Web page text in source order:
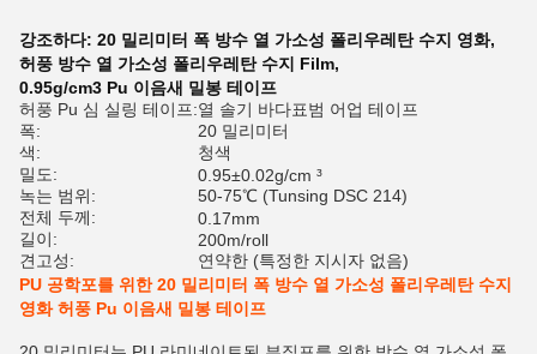
강조하다: 20 밀리미터 폭 방수 열 가소성 폴리우레탄 수지 영화,
허풍 방수 열 가소성 폴리우레탄 수지 Film,
0.95g/cm3 Pu 이음새 밀봉 테이프
허풍 Pu 심 실링 테이프:열 솔기 바다표범 어업 테이프
폭:
20 밀리미터
색:
청색
밀도:
0.95±0.02g/cm ³
녹는 범위:
50-75℃ (Tunsing DSC 214)
전체 두께:
0.17mm
길이:
200m/roll
견고성:
연약한 (특정한 지시자 없음)
PU 공학포를 위한 20 밀리미터 폭 방수 열 가소성 폴리우레탄 수지
영화 허풍 Pu 이음새 밀봉 테이프